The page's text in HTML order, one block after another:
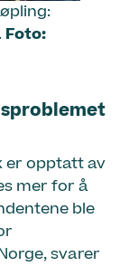
Foto:
er opptatt av
mer for å
ble
svarer